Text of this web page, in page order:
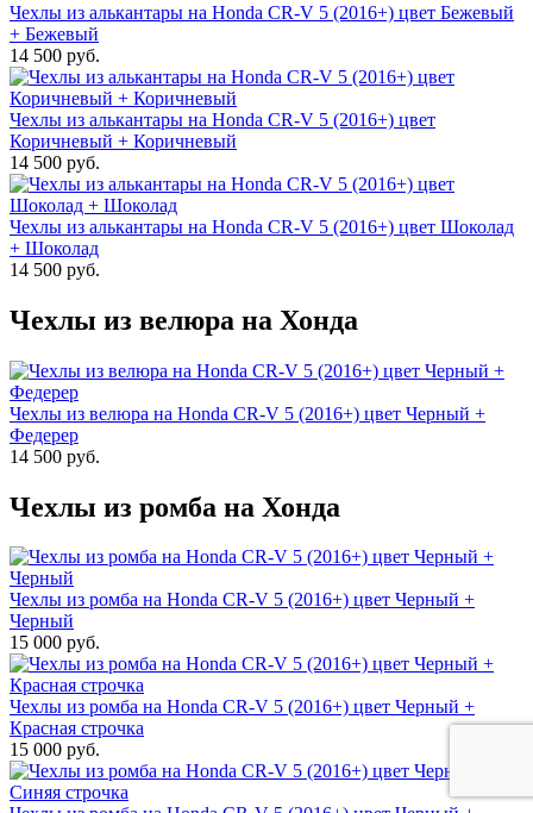
Чехлы из алькантары на Honda CR-V 5 (2016+) цвет Бежевый
+ Бежевый
14 500 руб.
Чехлы из алькантары на Honda CR-V 5 (2016+) цвет
Коричневый + Коричневый
14 500 руб.
Чехлы из алькантары на Honda CR-V 5 (2016+) цвет Шоколад
+ Шоколад
14 500 руб.
Чехлы из велюра на Хонда
Чехлы из велюра на Honda CR-V 5 (2016+) цвет Черный +
Федерер
14 500 руб.
Чехлы из ромба на Хонда
Чехлы из ромба на Honda CR-V 5 (2016+) цвет Черный +
Черный
15 000 руб.
Чехлы из ромба на Honda CR-V 5 (2016+) цвет Черный +
Красная строчка
15 000 руб.